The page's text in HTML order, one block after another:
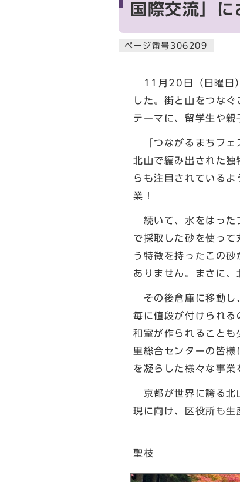
国際交流」
ページ番号306209
11月20日（日曜日）
した。街と山をつな
テーマに、留学生や
「つながるまちフェ
北山で編み出された
らも注目されている
業！
続いて、水をはった
で採取した砂を使っ
う特徴を持ったこの
ありません。まさに、
その後倉庫に移動し
毎に値段が付けられ
和室が作られること
里総合センターの皆
を凝らした様々な事業
京都が世界に誇る北
現に向け、区役所も生
聖枝